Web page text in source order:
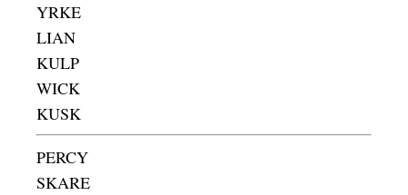
YRKE
LIAN
KULP
WICK
KUSK
PERCY
SKARE